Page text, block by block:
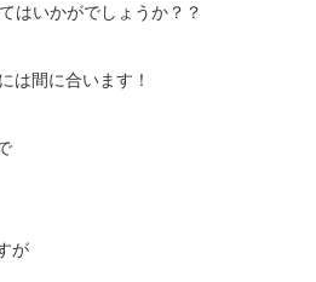
はいかがでしょうか？？
は間に合います！
が